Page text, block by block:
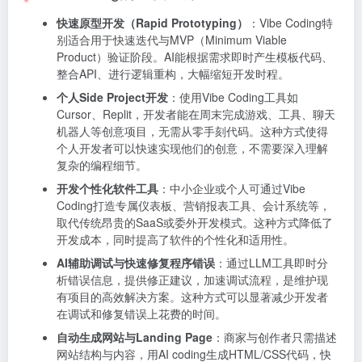
快速原型开发（Rapid Prototyping）
：Vibe Coding特
别适合用于快速迭代与MVP（Minimum Viable
Product）验证阶段。AI能根据需求即时产生模板代码、
整合API、进行逻辑重构，大幅缩短开发时程。
个人Side Project开发 ：使用Vibe Coding工具如
Cursor、Replit，开发者能在周末完成游戏、工具、聊天
机器人等创意项目，无需从零手刻代码。这种方式使得
个人开发者可以快速实现他们的创意，不需要深入理解
复杂的编程细节。
开发个性化软件工具 ：中小企业或个人可通过Vibe
Coding打造专属仪表板、营销报表工具、会计系统等，
取代传统昂贵的SaaS或委外开发模式。这种方式降低了
开发成本，同时提高了软件的个性化和适用性。
AI辅助调试与快速修复程序错误 ：通过LLM工具即时分
析错误信息，提供修正建议，加速调试流程，是维护现
有项目的高效解决方案。这种方式可以显著减少开发者
在调试和修复错误上花费的时间。
自动生成网站与Landing Page ：商家与创作者只需描述
网站结构与内容，用AI coding生成HTML/CSS代码，快